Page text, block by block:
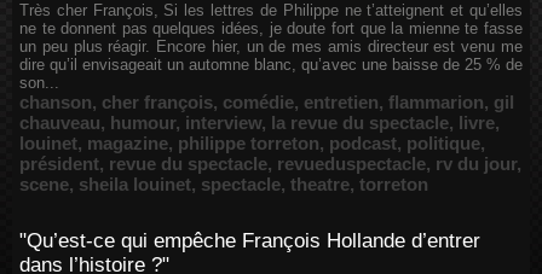
Très cher François, Si les lettres de Philippe ne t’atteignent et qu’elles
ne te donnent pas quelques idées, je doute fort que la mienne te fasse
un peu plus réagir. Encore hier, un de mes amis directeur est venu me
dire qu’il envisageait un automne blanc, qu’avec une baisse de 25 % de
son...
chanson, cher françois, comédie, entretien, flammarion, gil
chauveau, humour, interview, la revue du spectacle, livre,
louinet, magazine, philippe torreton, podcast, politique,
président, revue du spectacle, revueduspectacle, rv du jour,
scene, sheila louinet, spectacle, theatre, torreton
"Qu’est-ce qui empêche François Hollande d’entrer
dans l’histoire ?"